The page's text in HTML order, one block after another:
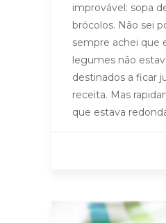
improvável: sopa
brócolos. Não sei
sempre achei que
legumes não
destinados a ficar
receita. Mas
que estava